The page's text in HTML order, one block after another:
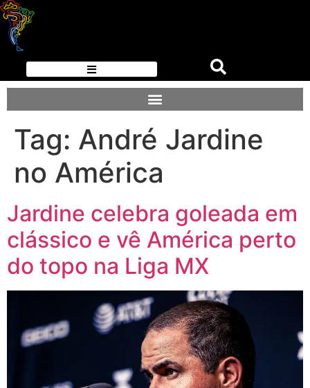
Tag: André Jardine
no América
Jardine celebra goleada em
clássico e vê América perto
do topo na Liga MX